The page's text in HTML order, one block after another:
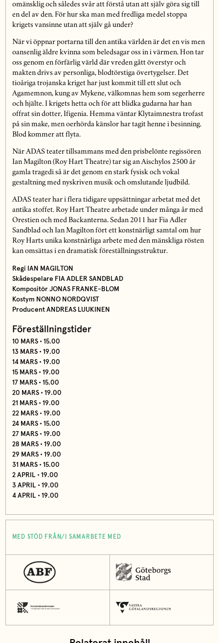
omänsklig och således svår att förstå utan att själv göra sig till
en del av den. För hur ska man med fredliga medel stoppa
krigets vansinne utan att själv gå under?
När vi öppnar portarna till den antika världen är det en vis men
oansenlig äldre kvinna som beledsagar oss in i värmen. Hon tar
oss genom en förfärlig värld där vreden gått överstyr och
makten drivs av personliga, blodtörstiga övertygelser. Det
tioåriga trojanska kriget har just kommit till ett slut och
Agamemnon, kung av Mykene, välkomnas hem som segerherre
och hjälte. I krigets hetta och för att blidka gudarna har han
offrat sin dotter, Ifigenia. Hemma väntar Klytaimnestra trofast
på sin make, men oerhörda känslor har tagit henne i besinning.
Blod kommer att flyta.
När ADAS teater tillsammans med den prisbelönte regissören
Ian Magilton (Roy Hart Theatre) tar sig an Aischylos 2500 år
gamla tragedi så är det genom en stark fysisk och vokal
gestaltning med nyskriven musik och omslutande ljudbild.
ADAS teater har i flera tidigare uppsättningar arbetat med det
antika stoffet. Roy Hart Theatre arbetade under många år med
Orestien och med Backanterna. Sedan 2011 har Fia Adler
Sandblad och Ian Magilton fört ett konstnärligt samtal om hur
Roy Harts unika konstnärliga arbete med den mänskliga rösten
kan omsättas i en dramatisk föreställningsstruktur.
Regi IAN MAGILTON
Skådespelare FIA ADLER SANDBLAD
Kompositör JONAS FRANKE-BLOM
Kostym NONNO NORDQVIST
Producent ANDREAS LUUKINEN
Föreställningstider
10 MARS • 15.00
13 MARS • 19.00
14 MARS • 19.00
15 MARS • 19.00
17 MARS • 15.00
20 MARS • 19.00
21 MARS • 19.00
22 MARS • 19.00
24 MARS • 15.00
27 MARS • 19.00
28 MARS • 19.00
29 MARS • 19.00
31 MARS • 15.00
2 APRIL • 19.00
3 APRIL • 19.00
4 APRIL • 19.00
MED STÖD FRÅN/I SAMARBETE MED